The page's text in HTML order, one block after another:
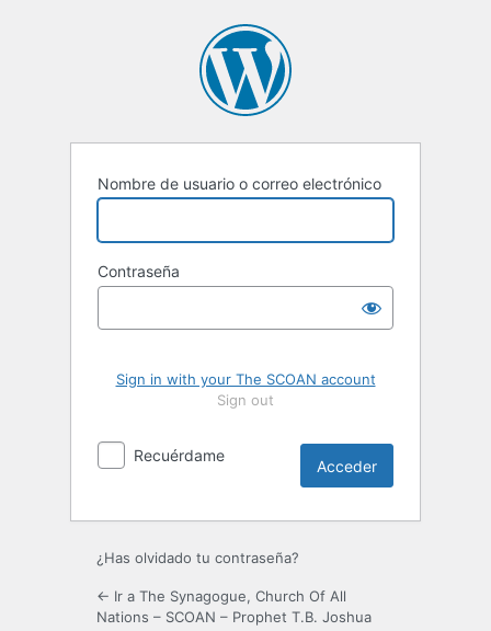
Nombre de usuario o correo electrónico
Contraseña
Sign in with your The SCOAN account
Sign out
Recuérdame
¿Has olvidado tu contraseña?
← Ir a The Synagogue, Church Of All
Nations – SCOAN – Prophet T.B. Joshua